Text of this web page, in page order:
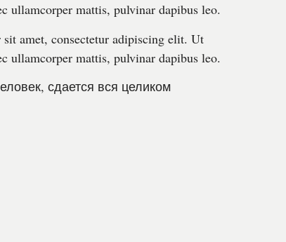
ullamcorper mattis, pulvinar dapibus leo.
amet, consectetur adipiscing elit. Ut
ullamcorper mattis, pulvinar dapibus leo.
сдается вся целиком